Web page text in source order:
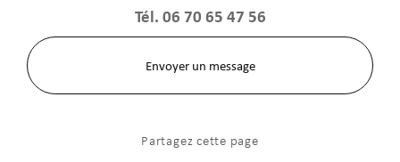
Tél.06 70 65 47 56
Envoyer un message
Partagez cette page